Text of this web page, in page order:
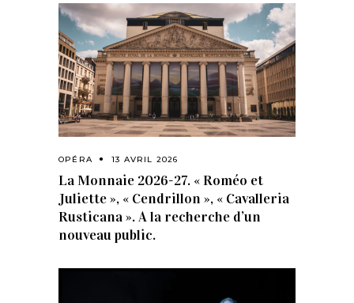
OPÉRA 13 AVRIL 2026
La Monnaie 2026-27. « Roméo et
Juliette », « Cendrillon », « Cavalleria
Rusticana ». A la recherche d’un
nouveau public.